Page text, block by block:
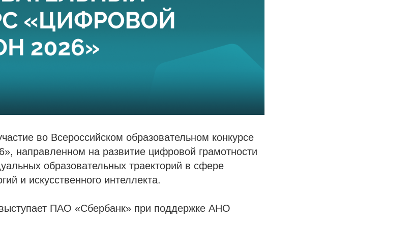
во Всероссийском образовательном конкурсе
направленном на развитие цифровой грамотности
образовательных траекторий в сфере
и искусственного интеллекта.
ПАО «Сбербанк» при поддержке АНО